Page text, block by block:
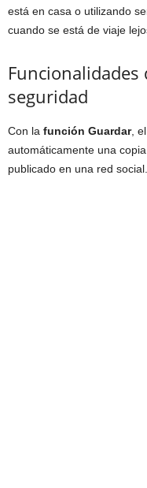
está en casa o utilizando
cuando se está de viaje
Funcionalidades
seguridad
Con la función Guardar,
automáticamente una
publicado en una red social.